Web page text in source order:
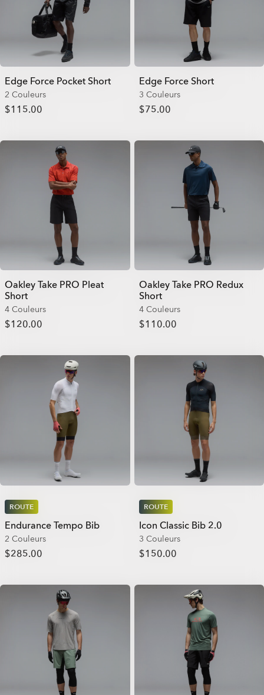
Edge Force Pocket Short
2 Couleurs
$115.00
Edge Force Short
3 Couleurs
$75.00
Oakley Take PRO Pleat
Short
4 Couleurs
$120.00
Oakley Take PRO Redux
Short
4 Couleurs
$110.00
ROUTE
Endurance Tempo Bib
2 Couleurs
$285.00
ROUTE
Icon Classic Bib 2.0
3 Couleurs
$150.00